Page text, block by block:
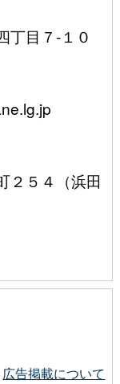
目７-１０
５４（浜田
広告掲載について